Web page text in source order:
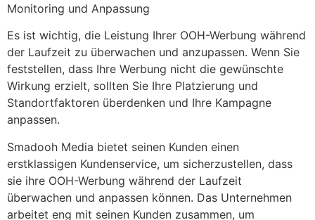
Monitoring und Anpassung
Es ist wichtig, die Leistung Ihrer OOH-Werbung während
der Laufzeit zu überwachen und anzupassen. Wenn Sie
feststellen, dass Ihre Werbung nicht die gewünschte
Wirkung erzielt, sollten Sie Ihre Platzierung und
Standortfaktoren überdenken und Ihre Kampagne
anpassen.
Smadooh Media bietet seinen Kunden einen
erstklassigen Kundenservice, um sicherzustellen, dass
sie ihre OOH-Werbung während der Laufzeit
überwachen und anpassen können. Das Unternehmen
arbeitet eng mit seinen Kunden zusammen, um